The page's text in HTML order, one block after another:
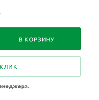
В КОРЗИНУ